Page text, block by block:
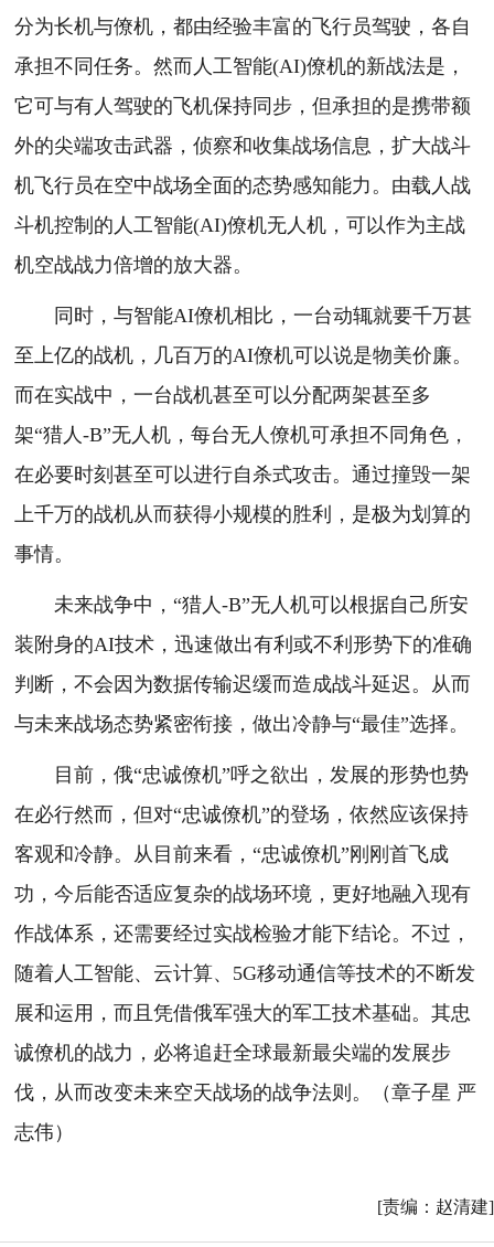
分为长机与僚机，都由经验丰富的飞行员驾驶，各自
承担不同任务。然而人工智能(AI)僚机的新战法是，
它可与有人驾驶的飞机保持同步，但承担的是携带额
外的尖端攻击武器，侦察和收集战场信息，扩大战斗
机飞行员在空中战场全面的态势感知能力。由载人战
斗机控制的人工智能(AI)僚机无人机，可以作为主战
机空战战力倍增的放大器。
同时，与智能AI僚机相比，一台动辄就要千万甚
至上亿的战机，几百万的AI僚机可以说是物美价廉。
而在实战中，一台战机甚至可以分配两架甚至多
架“猎人-B”无人机，每台无人僚机可承担不同角色，
在必要时刻甚至可以进行自杀式攻击。通过撞毁一架
上千万的战机从而获得小规模的胜利，是极为划算的
事情。
未来战争中，“猎人-B”无人机可以根据自己所安
装附身的AI技术，迅速做出有利或不利形势下的准确
判断，不会因为数据传输迟缓而造成战斗延迟。从而
与未来战场态势紧密衔接，做出冷静与“最佳”选择。
目前，俄“忠诚僚机”呼之欲出，发展的形势也势
在必行然而，但对“忠诚僚机”的登场，依然应该保持
客观和冷静。从目前来看，“忠诚僚机”刚刚首飞成
功，今后能否适应复杂的战场环境，更好地融入现有
作战体系，还需要经过实战检验才能下结论。不过，
随着人工智能、云计算、5G移动通信等技术的不断发
展和运用，而且凭借俄军强大的军工技术基础。其忠
诚僚机的战力，必将追赶全球最新最尖端的发展步
伐，从而改变未来空天战场的战争法则。（章子星 严
志伟）
[责编：赵清建]